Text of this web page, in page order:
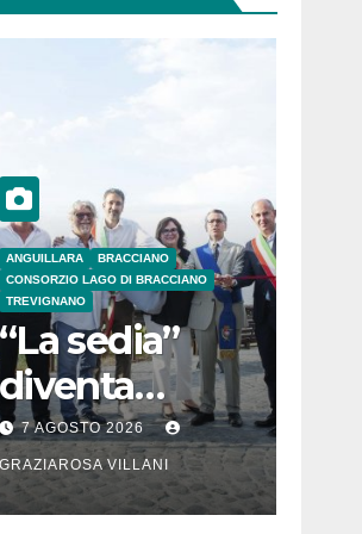
ANGUILLARA
BRACCIANO
CONSORZIO LAGO DI BRACCIANO
TREVIGNANO
“La sedia”
sul
di
ieri
7 AGOSTO 2026
GRAZIAROSA VILLANI